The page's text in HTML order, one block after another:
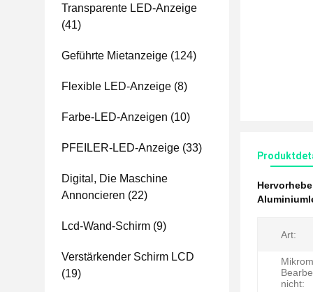
Transparente LED-Anzeige
(41)
Geführte Mietanzeige (124)
Flexible LED-Anzeige (8)
Farbe-LED-Anzeigen (10)
PFEILER-LED-Anzeige (33)
Digital, Die Maschine
Annoncieren (22)
Lcd-Wand-Schirm (9)
Verstärkender Schirm LCD
(19)
Art:
nicht: